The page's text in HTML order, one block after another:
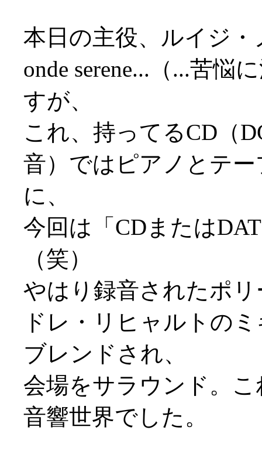
本日の主役、ルイジ・
onde serene...（...苦悩
すが、
これ、持ってるCD（
音）ではピアノとテ
に、
今回は「CDまたは
（笑）
やはり録音されたポ
ドレ・リヒャルトの
ブレンドされ、
会場をサラウンド。
音響世界でした。